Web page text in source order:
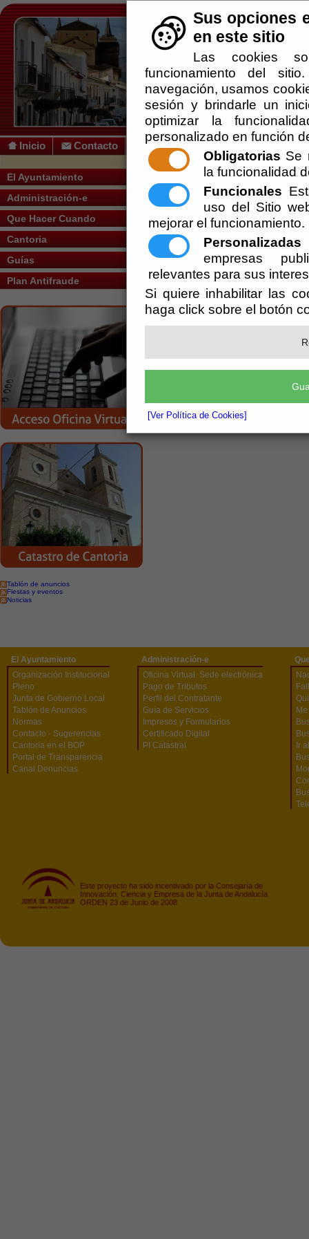
Sus opciones
en este sitio
Las cookies
funcionamiento del
navegación, usamos
sesión y brindarle un
optimizar la
personalizado en función
Obligatorias Se
la funcionalidad
Funcionales
uso del Sitio
mejorar el funcionamiento.
Personalizadas
empresas
relevantes para sus
Si quiere inhabilitar las
haga click sobre el botón
[Ver Política de Cookies]
Inicio Contacto
El Ayuntamiento
Administración-e
Que Hacer Cuando
Cantoria
Guías
Plan Antifraude
Tablón de anuncios
Fiestas y eventos
Noticias
Usted se encuentra aquí:Inicio // ...
Escuchar
La oferta educativa de Cantoria la
Obligatoria; Bachillerato en la
proceso de solicitud de un ciclo de
IES “Valle Del Almanzora”
Avenida de España, 33
04850 Cantoria
Tel. 950 639 924
www.iesvalledelalmanzora.es
El Ayuntamiento
Organización Institucional
Pleno
Junta de Gobierno Local
Tablón de Anuncios
Normas
Contacto - Sugerencias
Cantoria en el BOP
Portal de Transparencia
Canal Denuncias
Administración-e
Oficina Virtual. Sede electrónica
Pago de Tributos
Perfil del Contratante
Guía de Servicios
Impresos y Formularios
Certificado Digital
PI Catastral
Ir
Este proyecto ha sido incentivado por la Consejaría de
Innovación, Ciencia y Empresa de la Junta de Andalucía
ORDEN 23 de Junio de 2008